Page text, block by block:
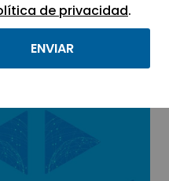
de privacidad.